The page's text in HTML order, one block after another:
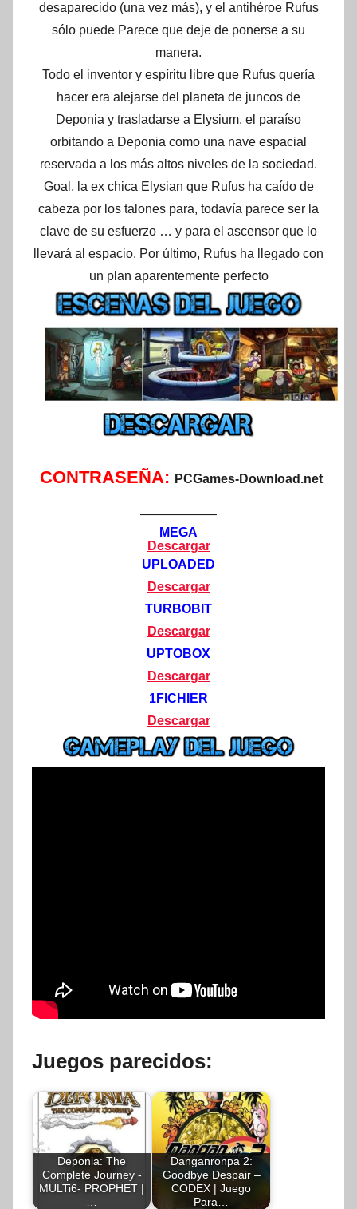
desaparecido (una vez más), y el antihéroe Rufus
sólo puede Parece que deje de ponerse a su
manera.
Todo el inventor y espíritu libre que Rufus quería
hacer era alejarse del planeta de juncos de
Deponia y trasladarse a Elysium, el paraíso
orbitando a Deponia como una nave espacial
reservada a los más altos niveles de la sociedad.
Goal, la ex chica Elysian que Rufus ha caído de
cabeza por los talones para, todavía parece ser la
clave de su esfuerzo … y para el ascensor que lo
llevará al espacio. Por último, Rufus ha llegado con
un plan aparentemente perfecto
CONTRASEÑA: PCGames-Download.net
——————
MEGA
Descargar
UPLOADED
Descargar
TURBOBIT
Descargar
UPTOBOX
Descargar
1FICHIER
Descargar
Juegos parecidos:
Deponia: The
Complete Journey -
MULTi6- PROPHET |
Danganronpa 2:
Goodbye Despair –
CODEX | Juego
Para…